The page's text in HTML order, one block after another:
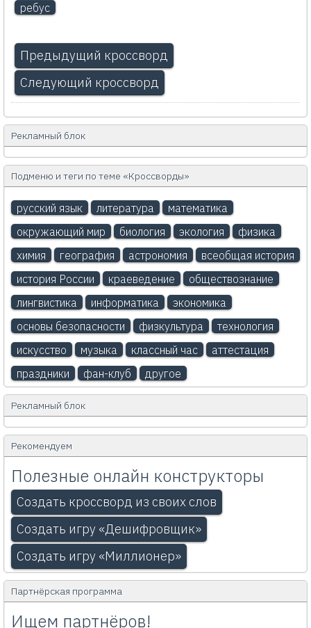
ребус
Предыдущий кроссворд
Следующий кроссворд
Рекламный блок
Подменю и теги по теме «Кроссворды»
русский язык литература
математика
окружающий мир
биология экология
физика
химия
география астрономия
всеобщая история
история России
краеведение
обществознание
лингвистика
информатика
экономика
основы безопасности
физкультура
технология
искусство
музыка классный час
аттестация
праздники
фан-клуб другое
Рекламный блок
Рекомендуем
Полезные онлайн конструкторы
Создать кроссворд из своих слов
Создать игру «Дешифровщик»
Создать игру «Миллионер»
Партнёрская программа
Ищем партнёров!